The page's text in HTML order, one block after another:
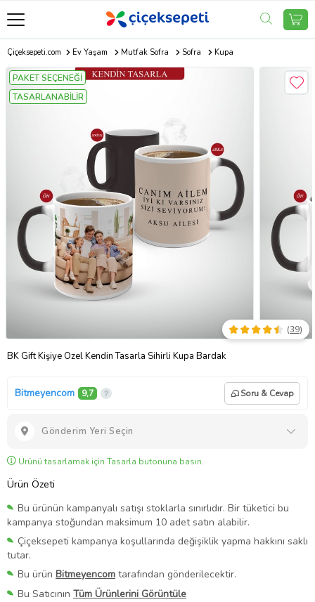
Çiçeksepeti.com Ev Yaşam Mutfak Sofra Sofra Kupa
PAKET SEÇENEĞİ
TASARLANABİLİR
BK Gift Kişiye Özel Kendin Tasarla Sihirli Kupa Bardak
(39)
Bitmeyencom 9,7 Soru & Cevap
Gönderim Yeri Seçin
Ürünü tasarlamak için Tasarla butonuna basın.
Ürün Özeti
Bu ürünün kampanyalı satışı stoklarla sınırlıdır. Bir tüketici bu
kampanya stoğundan maksimum 10 adet satın alabilir.
Çiçeksepeti kampanya koşullarında değişiklik yapma hakkını saklı
tutar.
Bu ürün Bitmeyencom tarafından gönderilecektir.
Bu Satıcının Tüm Ürünlerini Görüntüle